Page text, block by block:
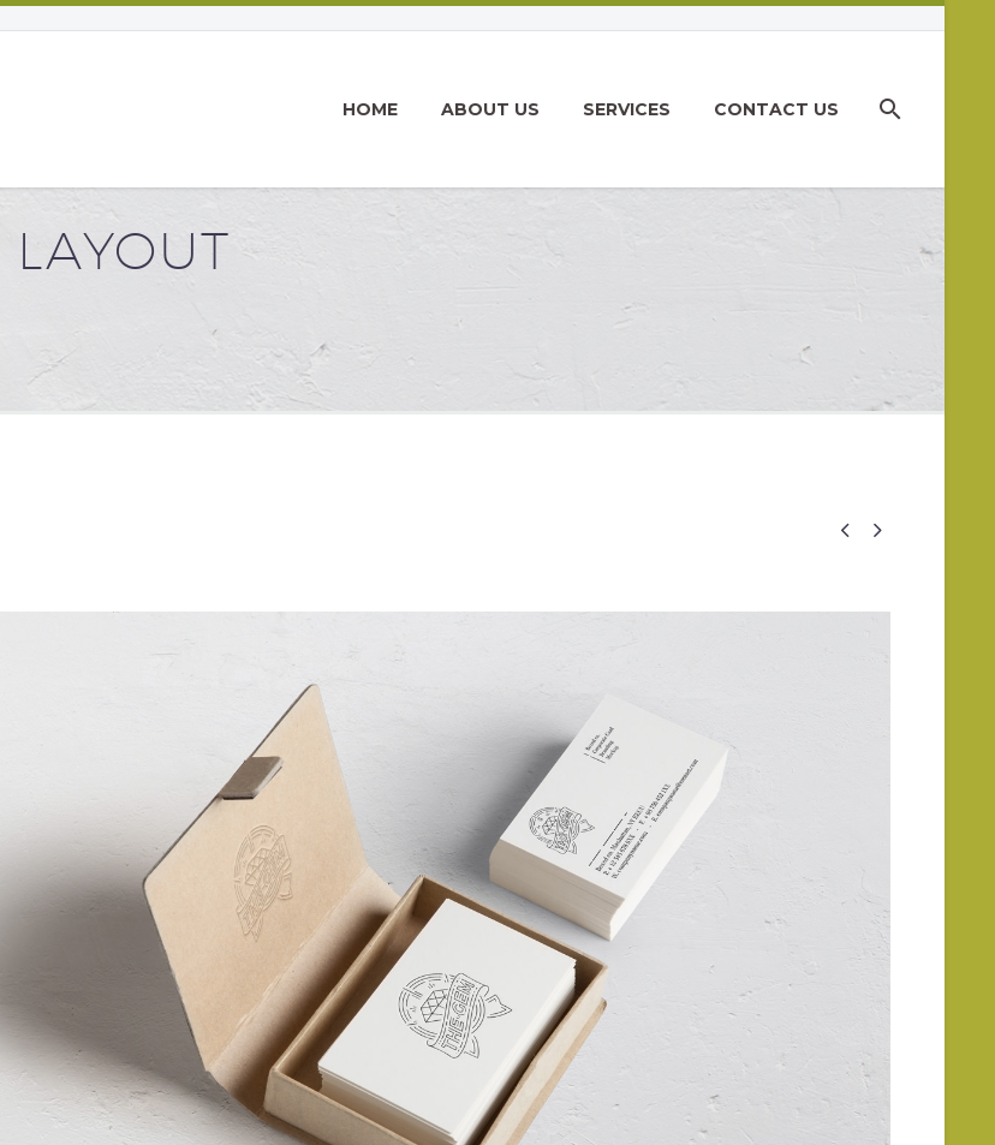
HOME ABOUT US SERVICES CONTACT US
LAYOUT
 